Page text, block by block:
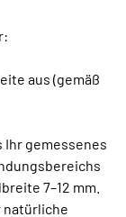
aus (gemäß
Ihr gemessenes
7–12 mm.
natürliche